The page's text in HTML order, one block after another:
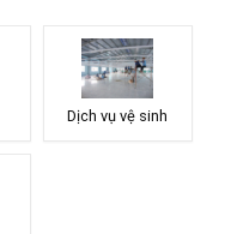
Dịch vụ vệ sinh